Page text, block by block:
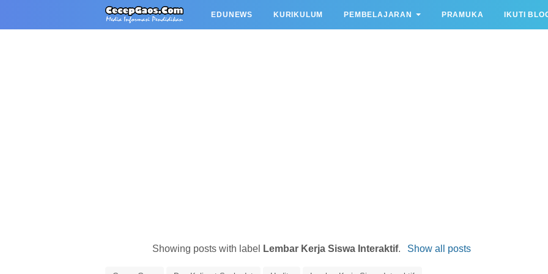
EDUNEWS KURIKULUM PEMBELAJARAN PRAMUKA IKUTI
Showing posts with label Lembar Kerja Siswa Interaktif. Show all posts